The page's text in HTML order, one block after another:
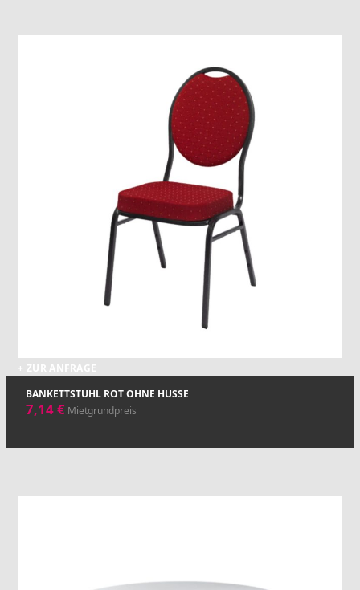
+ ZUR ANFRAGE
BANKETTSTUHL ROT OHNE HUSSE
7,14€ Mietgrundpreis